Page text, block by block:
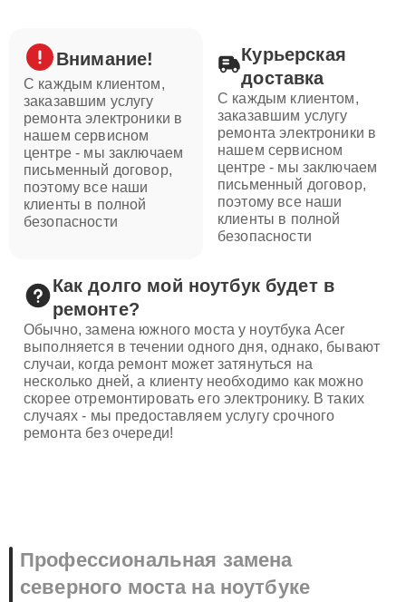
Внимание!
С каждым клиентом,
заказавшим услугу
ремонта электроники в
нашем сервисном
центре - мы заключаем
письменный договор,
поэтому все наши
клиенты в полной
безопасности
Курьерская
доставка
С каждым клиентом,
заказавшим услугу
ремонта электроники в
нашем сервисном
центре - мы заключаем
письменный договор,
поэтому все наши
клиенты в полной
безопасности
Как долго мой ноутбук будет в
ремонте?
Обычно, замена южного моста у ноутбука Acer
выполняется в течении одного дня, однако, бывают
случаи, когда ремонт может затянуться на
несколько дней, а клиенту необходимо как можно
скорее отремонтировать его электронику. В таких
случаях - мы предоставляем услугу срочного
ремонта без очереди!
Профессиональная замена
северного моста на ноутбуке